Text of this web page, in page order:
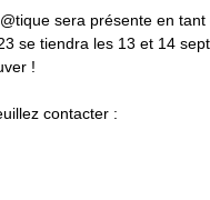
sera présente en
se tiendra les 13 et 14
!
contacter :